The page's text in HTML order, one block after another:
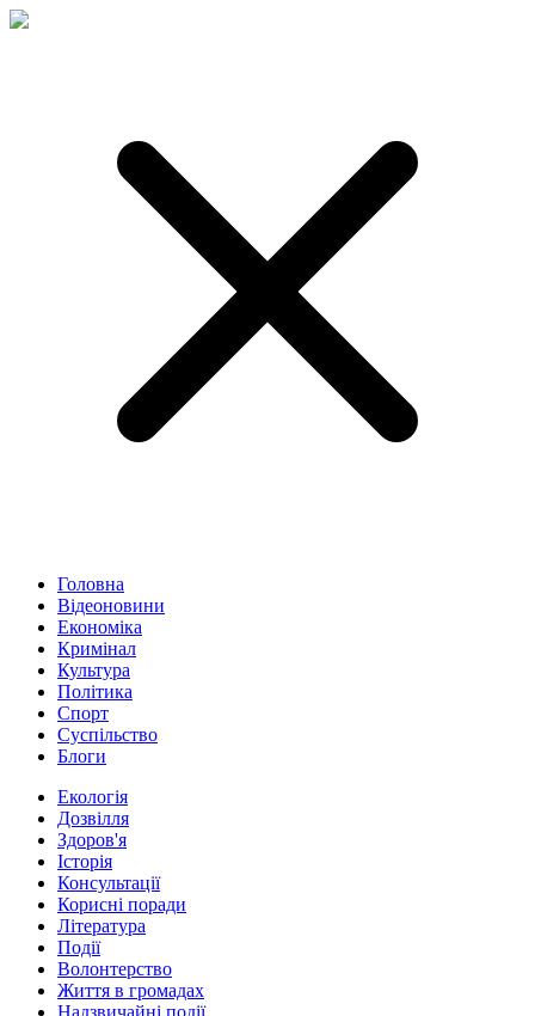
Головна
Відеоновини
Економіка
Кримінал
Культура
Політика
Спорт
Суспільство
Блоги
Екологія
Дозвілля
Здоров'я
Історія
Консультації
Корисні поради
Література
Події
Волонтерство
Життя в громадах
Надзвичайні події